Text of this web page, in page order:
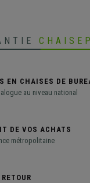
EN CHAISES DE
au niveau national
DE VOS ACHATS
métropolitaine